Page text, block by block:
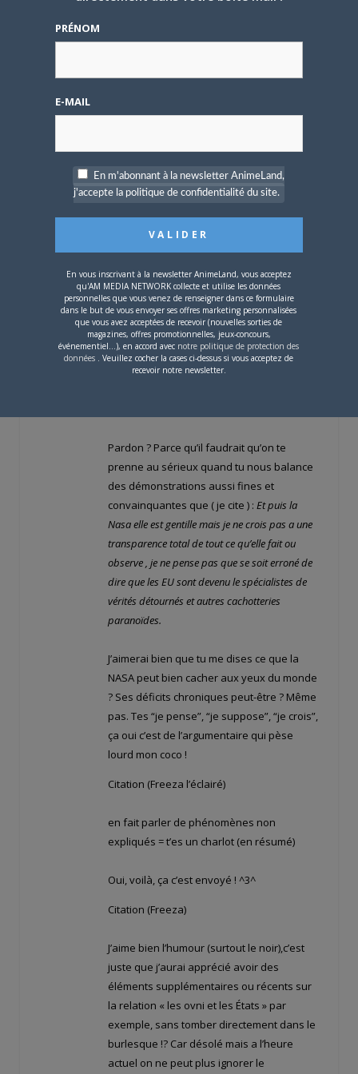
★★
l’humour (surtout le noir),c’est juste que
qu’il n’existe pas (y a eu du chemin depuis
Roswell et sa série que je trouve naze
d‘ailleurs).:meche:
Offline
Ancien
bub LE27 NOVEMBRE 2008 À 12 H 23 MIN
Citation (Freeza)
Non évidemment je ne suis pas dedans a
se point là, mais je remarque quand même
Pardon ? Parce qu’il faudrait qu’on te
prenne au sérieux quand tu nous balance
des démonstrations aussi fines et
convainquantes que ( je cite ) : Et puis la
Nasa elle est gentille mais je ne crois pas a une
transparence total de tout ce qu’elle fait ou
observe , je ne pense pas que se soit erroné de
dire que les EU sont devenu le spécialistes de
vérités détournés et autres cachotteries
paranoïdes.
J’aimerai bien que tu me dises ce que la
NASA peut bien cacher aux yeux du monde
? Ses déficits chroniques peut-être ? Même
pas. Tes “je pense”, “je suppose”, “je crois”,
ça oui c’est de l’argumentaire qui pèse
lourd mon coco !
Citation (Freeza l’éclairé)
en fait parler de phénomènes non
expliqués = t’es un charlot (en résumé)
Oui, voilà, ça c’est envoyé ! ^3^
Citation (Freeza)
J’aime bien l’humour (surtout le noir),c’est
juste que j’aurai apprécié avoir des
éléments supplémentaires ou récents sur
la relation « les ovni et les États » par
exemple, sans tomber directement dans le
burlesque !? Car désolé mais a l’heure
actuel on ne peut plus ignorer le
PRÉNOM
E-MAIL
En m'abonnant à la newsletter AnimeLand,
j'accepte la politique de confidentialité du site.
En vous inscrivant à la newsletter AnimeLand, vous acceptez
qu'AM MEDIA NETWORK collecte et utilise les données
personnelles que vous venez de renseigner dans ce formulaire
dans le but de vous envoyer ses offres marketing personnalisées
que vous avez acceptées de recevoir (nouvelles sorties de
magazines, offres promotionnelles, jeux-concours,
événementiel...), en accord avec notre politique de protection des
données . Veuillez cocher la cases ci-dessus si vous acceptez de
recevoir notre newsletter.